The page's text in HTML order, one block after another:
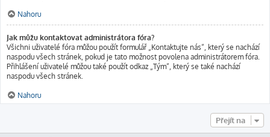
Nahoru
Jak můžu kontaktovat administrátora fóra?
Všichni uživatelé fóra můžou použít formulář „Kontaktujte nás“, který se nachází
naspodu všech stránek, pokud je tato možnost povolena administrátorem fóra.
Přihlášení uživatelé můžou také použít odkaz „Tým“, který se také nachází
naspodu všech stránek.
Nahoru
Přejít na